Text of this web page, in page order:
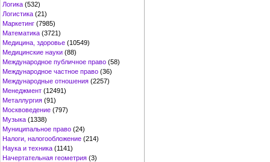
Логика (532)
Логистика (21)
Маркетинг (7985)
Математика (3721)
Медицина, здоровье (10549)
Медицинские науки (88)
Международное публичное право (58)
Международное частное право (36)
Международные отношения (2257)
Менеджмент (12491)
Металлургия (91)
Москвоведение (797)
Музыка (1338)
Муниципальное право (24)
Налоги, налогообложение (214)
Наука и техника (1141)
Начертательная геометрия (3)